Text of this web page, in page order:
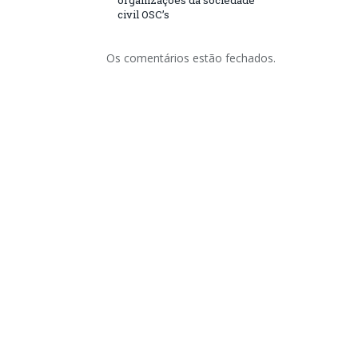
civil OSC’s
Os comentários estão fechados.